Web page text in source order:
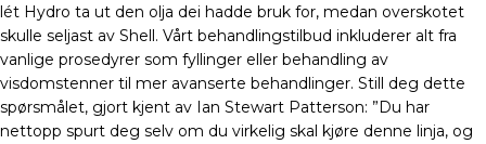
lét Hydro ta ut den olja dei hadde bruk for, medan overskotet
skulle seljast av Shell. Vårt behandlingstilbud inkluderer alt fra
vanlige prosedyrer som fyllinger eller behandling av
visdomstenner til mer avanserte behandlinger. Still deg dette
spørsmålet, gjort kjent av Ian Stewart Patterson: ”Du har
nettopp spurt deg selv om du virkelig skal kjøre denne linja, og